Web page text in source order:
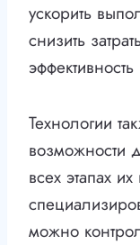
ускорить
снизить
Технологии
возможности
всех этапах
можно